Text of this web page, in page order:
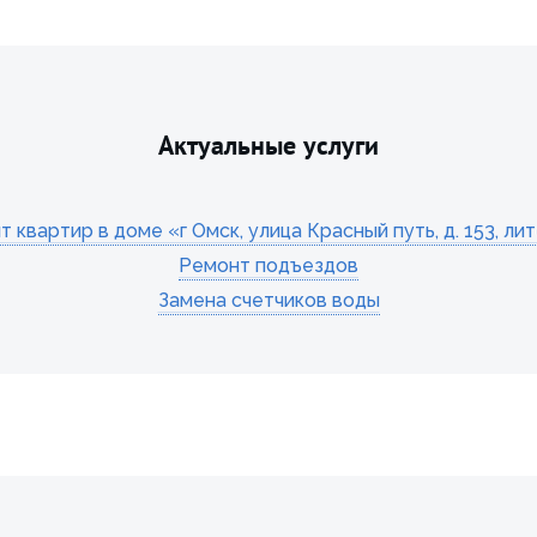
Актуальные услуги
квартир в доме «г Омск, улица Красный путь, д. 153,
Ремонт подъездов
Замена счетчиков воды